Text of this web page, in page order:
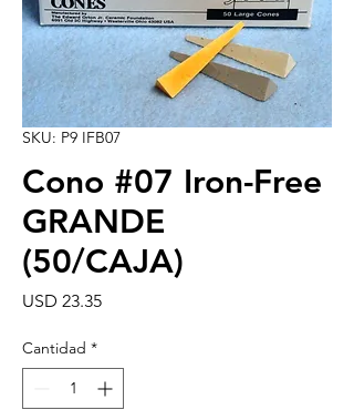
SKU: P9 IFB07
Cono #07 Iron-Free
GRANDE
(50/CAJA)
USD 23.35Precio
Cantidad *